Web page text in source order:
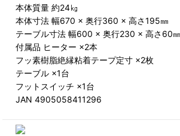
本体質量 約24㎏
本体寸法 幅670 × 奥行360 × 高さ195㎜
テーブル寸法 幅600 × 奥行230 × 高さ60㎜
付属品 ヒーター ×2本
フッ素樹脂絶縁粘着テープ定寸 ×2枚
テーブル ×1台
フットスイッチ ×1台
JAN 4905058411296